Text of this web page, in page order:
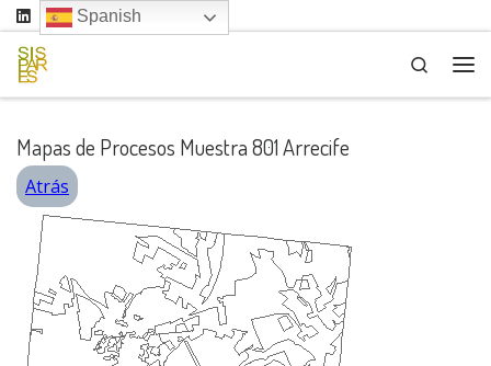
Saltar al contenido
Search
Mapas de Procesos Muestra 801 Arrecife
Atrás
Spanish